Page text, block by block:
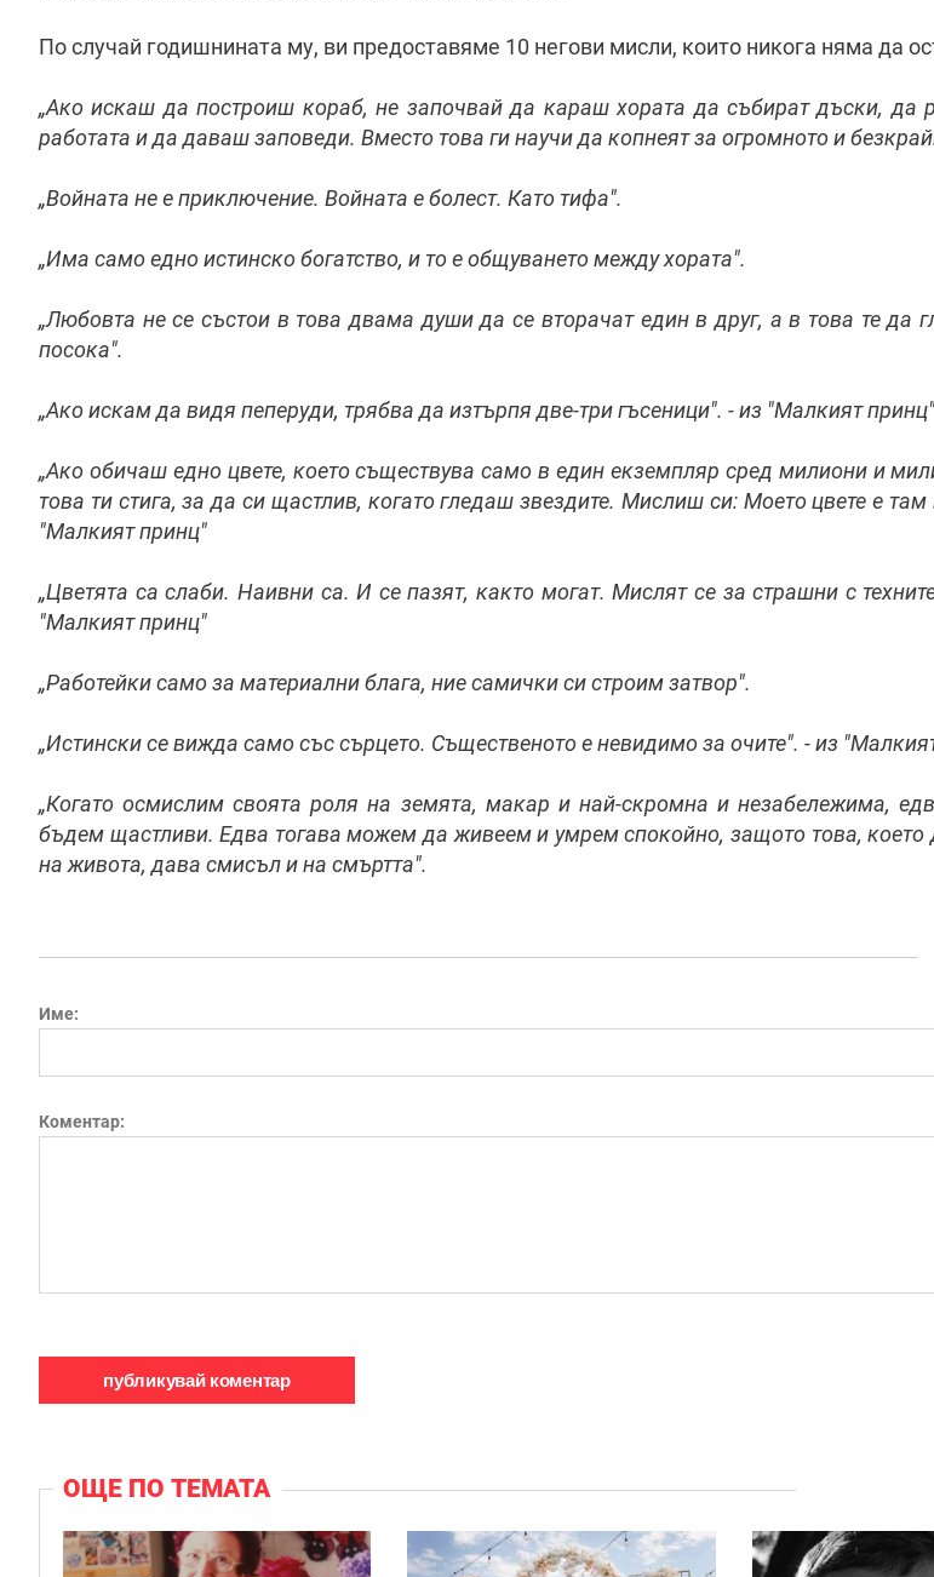
По случай годишнината му, ви предоставяме 10 негови мисли, които никога няма да
„Ако искаш да построиш кораб, не започвай да караш хората да събират дъски, да
работата и да даваш заповеди. Вместо това ги научи да копнеят за огромното и
„Войната не е приключение. Войната е болест. Като тифа".
„Има само едно истинско богатство, и то е общуването между хората".
„Любовта не се състои в това двама души да се вторачат един в друг, а в това те да
посока".
„Ако искам да видя пеперуди, трябва да изтърпя две-три гъсеници". - из "Малкият принц"
„Ако обичаш едно цвете, което съществува само в един екземпляр сред милиони и
това ти стига, за да си щастлив, когато гледаш звездите. Мислиш си: Моето цвете е там
"Малкият принц"
„Цветята са слаби. Наивни са. И се пазят, както могат. Мислят се за страшни с
"Малкият принц"
„Работейки само за материални блага, ние самички си строим затвор".
„Истински се вижда само със сърцето. Същественото е невидимо за очите". - из
„Когато осмислим своята роля на земята, макар и най-скромна и незабележима,
бъдем щастливи. Едва тогава можем да живеем и умрем спокойно, защото това, което
на живота, дава смисъл и на смъртта".
Име:
Коментар:
ОЩЕ ПО ТЕМАТА